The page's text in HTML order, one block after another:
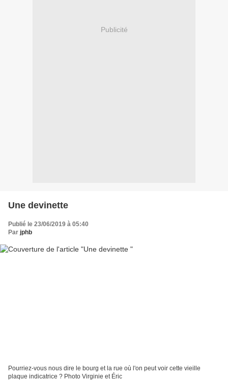
Publicité
Une devinette
Publié le 23/06/2019 à 05:40
Par jphb
Pourriez-vous nous dire le bourg et la rue où l'on peut voir cette vieille
plaque indicatrice ? Photo Virginie et Éric